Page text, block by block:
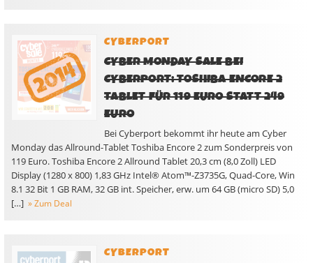
CYBERPORT
CYBER MONDAY SALE BEI
CYBERPORT: TOSHIBA ENCORE 2
TABLET FÜR 119 EURO STATT 249
EURO
Bei Cyberport bekommt ihr heute am Cyber
Monday das Allround-Tablet Toshiba Encore 2 zum Sonderpreis von
119 Euro. Toshiba Encore 2 Allround Tablet 20,3 cm (8,0 Zoll) LED
Display (1280 x 800) 1,83 GHz Intel® Atom™-Z3735G, Quad-Core, Win
8.1 32 Bit 1 GB RAM, 32 GB int. Speicher, erw. um 64 GB (micro SD) 5,0
[…] » Zum Deal
CYBERPORT